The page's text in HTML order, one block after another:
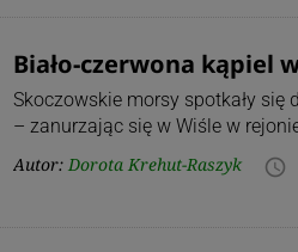
Biało-czerwona kąpiel
Skoczowskie morsy spotkały
– zanurzając się w Wiśle w
Autor: Dorota Krehut-Raszyk access_time